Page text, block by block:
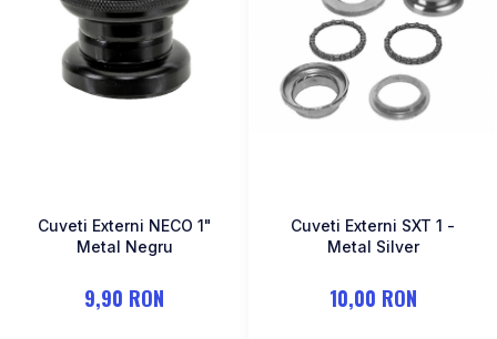
Cuveti Externi NECO 1"
Metal Negru
9,90 RON
Cuveti Externi SXT 1 -
Metal Silver
10,00 RON